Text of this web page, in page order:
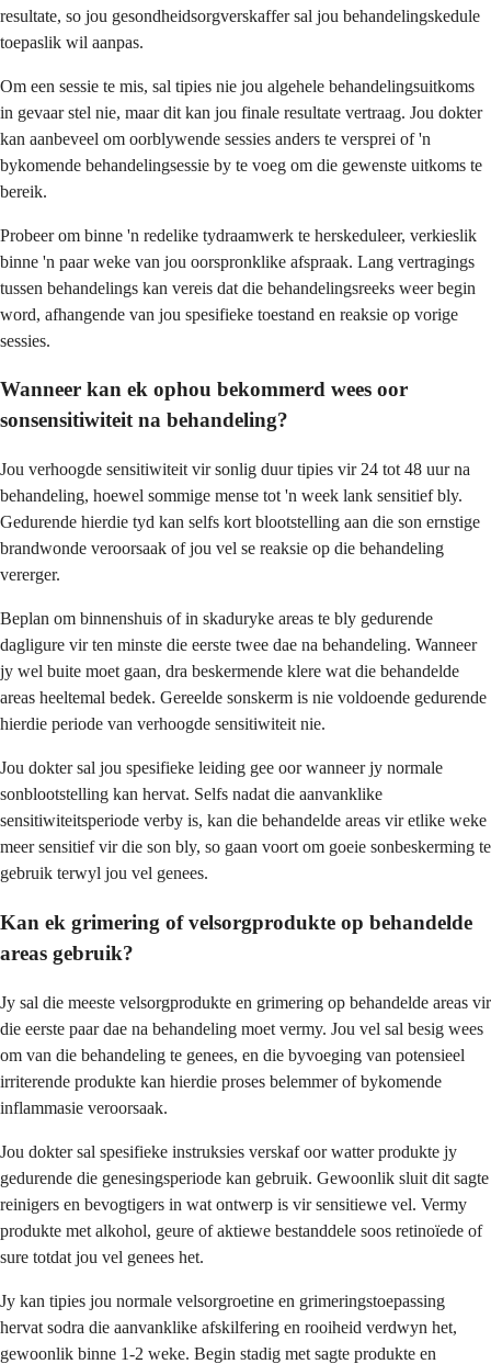
resultate, so jou gesondheidsorgverskaffer sal jou behandelingskedule
toepaslik wil aanpas.
Om een sessie te mis, sal tipies nie jou algehele behandelingsuitkoms
in gevaar stel nie, maar dit kan jou finale resultate vertraag. Jou dokter
kan aanbeveel om oorblywende sessies anders te versprei of 'n
bykomende behandelingsessie by te voeg om die gewenste uitkoms te
bereik.
Probeer om binne 'n redelike tydraamwerk te herskeduleer, verkieslik
binne 'n paar weke van jou oorspronklike afspraak. Lang vertragings
tussen behandelings kan vereis dat die behandelingsreeks weer begin
word, afhangende van jou spesifieke toestand en reaksie op vorige
sessies.
Wanneer kan ek ophou bekommerd wees oor
sonsensitiwiteit na behandeling?
Jou verhoogde sensitiwiteit vir sonlig duur tipies vir 24 tot 48 uur na
behandeling, hoewel sommige mense tot 'n week lank sensitief bly.
Gedurende hierdie tyd kan selfs kort blootstelling aan die son ernstige
brandwonde veroorsaak of jou vel se reaksie op die behandeling
vererger.
Beplan om binnenshuis of in skaduryke areas te bly gedurende
dagligure vir ten minste die eerste twee dae na behandeling. Wanneer
jy wel buite moet gaan, dra beskermende klere wat die behandelde
areas heeltemal bedek. Gereelde sonskerm is nie voldoende gedurende
hierdie periode van verhoogde sensitiwiteit nie.
Jou dokter sal jou spesifieke leiding gee oor wanneer jy normale
sonblootstelling kan hervat. Selfs nadat die aanvanklike
sensitiwiteitsperiode verby is, kan die behandelde areas vir etlike weke
meer sensitief vir die son bly, so gaan voort om goeie sonbeskerming te
gebruik terwyl jou vel genees.
Kan ek grimering of velsorgprodukte op behandelde
areas gebruik?
Jy sal die meeste velsorgprodukte en grimering op behandelde areas vir
die eerste paar dae na behandeling moet vermy. Jou vel sal besig wees
om van die behandeling te genees, en die byvoeging van potensieel
irriterende produkte kan hierdie proses belemmer of bykomende
inflammasie veroorsaak.
Jou dokter sal spesifieke instruksies verskaf oor watter produkte jy
gedurende die genesingsperiode kan gebruik. Gewoonlik sluit dit sagte
reinigers en bevogtigers in wat ontwerp is vir sensitiewe vel. Vermy
produkte met alkohol, geure of aktiewe bestanddele soos retinoïede of
sure totdat jou vel genees het.
Jy kan tipies jou normale velsorgroetine en grimeringstoepassing
hervat sodra die aanvanklike afskilfering en rooiheid verdwyn het,
gewoonlik binne 1-2 weke. Begin stadig met sagte produkte en